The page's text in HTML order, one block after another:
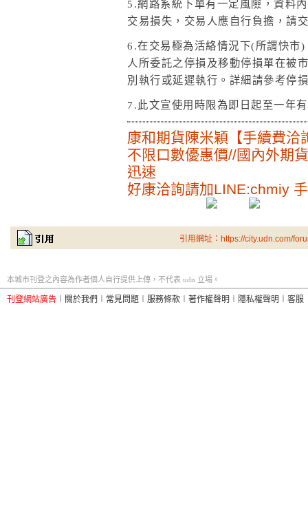
5.網路系統下單有一定風險，資料
交易損失，交易人應自行負擔，請
6.在交易極為活絡情況下(所謂快市
人所委託之停損及移動停損單在被
別執行或延遲執行。詳細請參考停
7.此文宣使用時限為即日起至一年
康和期貨陳米穎【手續費洽
不限口數優惠價//國內外期
迅速
好康洽詢請加LINE:chmiy
引用網址：https://city.udn.com/
本城市刊登之內容為作者個人自行提供上傳，不代表 udn 立場。
刊登網站廣告 關於我們 常見問題 服務條款 著作權聲明 隱私權聲明 客服